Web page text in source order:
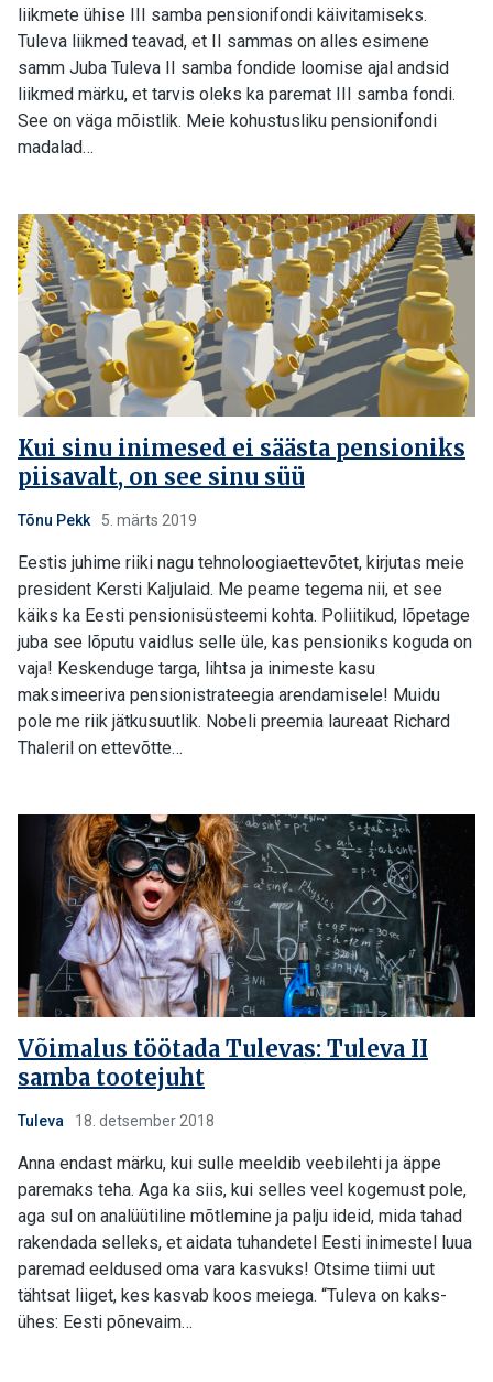
liikmete ühise III samba pensionifondi käivitamiseks.
Tuleva liikmed teavad, et II sammas on alles esimene
samm Juba Tuleva II samba fondide loomise ajal andsid
liikmed märku, et tarvis oleks ka paremat III samba fondi.
See on väga mõistlik. Meie kohustusliku pensionifondi
madalad…
Kui sinu inimesed ei säästa pensioniks
piisavalt, on see sinu süü
Tõnu Pekk 5. märts 2019
Eestis juhime riiki nagu tehnoloogiaettevõtet, kirjutas meie
president Kersti Kaljulaid. Me peame tegema nii, et see
käiks ka Eesti pensionisüsteemi kohta. Poliitikud, lõpetage
juba see lõputu vaidlus selle üle, kas pensioniks koguda on
vaja! Keskenduge targa, lihtsa ja inimeste kasu
maksimeeriva pensionistrateegia arendamisele! Muidu
pole me riik jätkusuutlik. Nobeli preemia laureaat Richard
Thaleril on ettevõtte…
Võimalus töötada Tulevas: Tuleva II
samba tootejuht
Tuleva 18. detsember 2018
Anna endast märku, kui sulle meeldib veebilehti ja äppe
paremaks teha. Aga ka siis, kui selles veel kogemust pole,
aga sul on analüütiline mõtlemine ja palju ideid, mida tahad
rakendada selleks, et aidata tuhandetel Eesti inimestel luua
paremad eeldused oma vara kasvuks! Otsime tiimi uut
tähtsat liiget, kes kasvab koos meiega. “Tuleva on kaks-
ühes: Eesti põnevaim…